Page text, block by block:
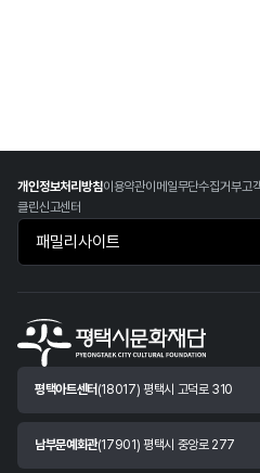
개인정보처리방침이용약관이메일무단수집거부고
클린신고센터
패밀리사이트 바로가기
평택아트센터 (18017) 평택시 고덕로 310
남부문예회관(17901) 평택시 중앙로 277